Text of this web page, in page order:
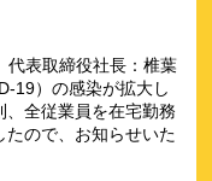
代表取締役社長：椎葉
19）の感染が拡大し
全従業員を在宅勤務
ので、お知らせいた